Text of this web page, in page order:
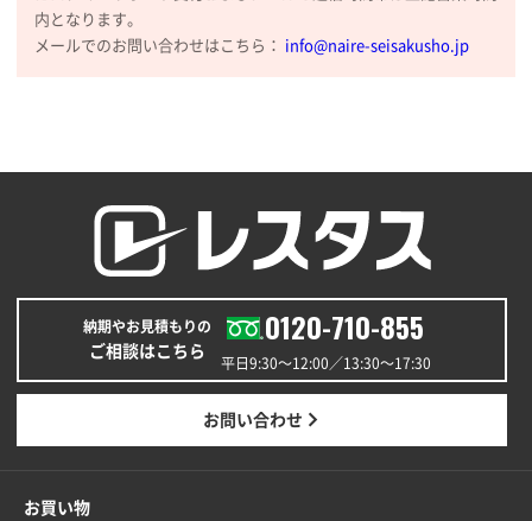
200枚
2025年12月25日 13:33
以前の注文も含め価格と品質
青森県K社様
ワンポイントポリ袋 A4サイズ1000枚
2025年12月24日 13:22
安い
ワンポイント箔押し紙袋 M横サイズ(A4対応)100
2025年12月22日 03:31
内となります。
メールでのお問い合わせはこちら： info@naire-seisakusho.jp
納期やお見積もりの
ご相談はこちら
0120-710-855
平日9:30〜12:00／13:30〜17:30
お問い合わせ
お買い物